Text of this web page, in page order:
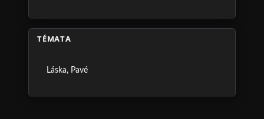
TÉMATA
Láska, Pavé